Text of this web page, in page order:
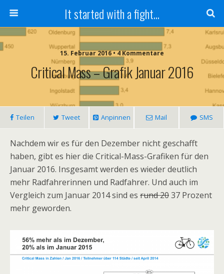
It started with a fight...
15. Februar 2016 • 4 Kommentare
Critical Mass – Grafik Januar 2016
Teilen Tweet Anpinnen Mail SMS
Nachdem wir es für den Dezember nicht geschafft
haben, gibt es hier die Critical-Mass-Grafiken für den
Januar 2016. Insgesamt werden es wieder deutlich
mehr Radfahrerinnen und Radfahrer. Und auch im
Vergleich zum Januar 2014 sind es rund 2037 Prozent
mehr geworden.